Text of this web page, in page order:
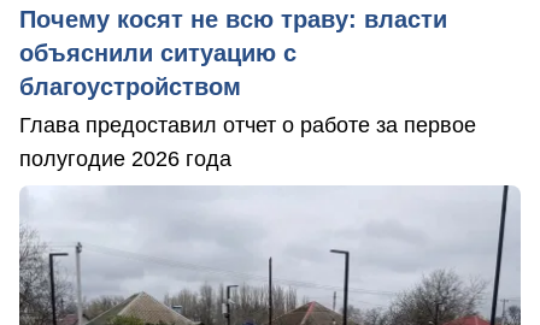
Почему косят не всю траву: власти
объяснили ситуацию с
благоустройством
Глава предоставил отчет о работе за первое
полугодие 2026 года